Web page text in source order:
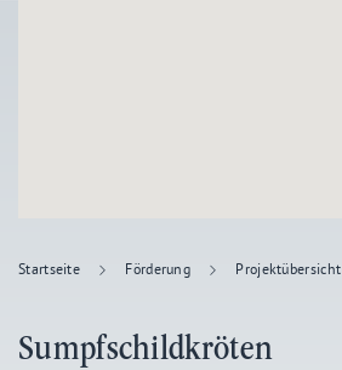
Startseite Förderung Projektübersicht
Sumpfschildkröten